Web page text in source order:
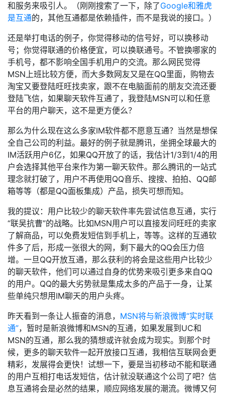
和服务来吸引人。（刚刚搜索了一下，除了Google和雅虎
是互通的，其他互通都是依赖插件，而不是我说的接口。）
还是举打电话的例子，你觉得移动的信号好，可以换移动
号；你觉得联通的价格便宜，可以换联通号。不管换哪家的
手机号，都不影响全国手机用户的交流。那么网民觉得
MSN上班比较方便，而大多数网友又是在QQ里面，购物去
淘宝又要登陆旺旺找卖家，跟不在电脑面前的朋友交流还要
登陆飞信，如果聊天软件互通了，我登陆MSN可以和任意
平台的用户聊天，这不是更方便么？
那么为什么现在这么多家IM软件都不愿意互通？当然是想保
全自己公司的利益。最好的例子就是腾讯，坐拥全球最大的
IM活跃用户6亿，如果QQ开放了的话，我估计1/3到1/4的用
户会选择其他平台来作为第一聊天软件。那么腾讯的一站式
理念就打破了，用户不再使用QQ音乐、搜搜、拍拍、QQ邮
箱等等（都是QQ面板集成）产品，损失可想而知。
我的提议：用户比较少的聊天软件率先尝试信息互通，实行
“联吴抗曹”的战略。比如MSN用户可以直接发问旺旺的卖家
了解商品，可以免费发短信到手机上，等等。这样的互通软
件多了后，形成一张很大的网，剩下最大的QQ会压力倍
增。一旦QQ开放互通，那么获利的将会是这些用户比较少
的聊天软件，他们可以通过自身的优势来吸引更多来自QQ
的用户。QQ的最大劣势就是集成太多的产品于一身，让某
些单纯只想用IM聊天的用户头疼。
昨天看到一条让人振奋的消息， MSN将与新浪微博“实时联
通”，暂时是新浪微博和MSN的互通，如果发展到UC和
MSN的互通，那么我的猜想或许就会成为现实。到那个时
候，更多的聊天软件一起开放接口互通，我相信互联网会更
精彩，发展得会更快！试想一下，要是当初移动不能和联通
的用户互相打电话发短信，估计就没联通这个公司了吧？信
息互通将会是必然的结果，顺应网络发展的潮流。微博又何